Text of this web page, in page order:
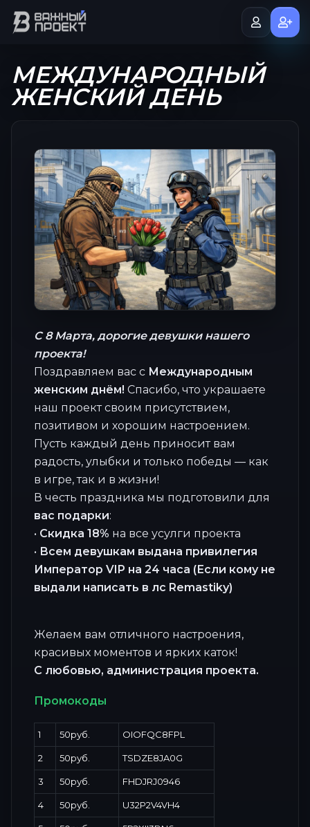
МЕЖДУНАРОДНЫЙ
ЖЕНСКИЙ ДЕНЬ
С 8 Марта, дорогие девушки нашего
проекта!
Поздравляем вас с Международным
женским днём! Спасибо, что украшаете
наш проект своим присутствием,
позитивом и хорошим настроением.
Пусть каждый день приносит вам
радость, улыбки и только победы — как
в игре, так и в жизни!
В честь праздника мы подготовили для
вас подарки:
• Скидка 18% на все усулги проекта
• Всем девушкам выдана привилегия
Император VIP на 24 часа (Если кому не
выдали написать в лс Remastikу)
Желаем вам отличного настроения,
красивых моментов и ярких каток!
С любовью, администрация проекта.
Промокоды
1 50руб. OIOFQC8FPL
2 50руб. TSDZE8JA0G
3 50руб. FHDJRJ0946
4 50руб. U32P2V4VH4